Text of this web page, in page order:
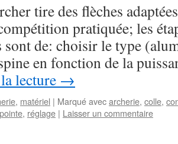
tire des flèches
pratiquée; les
sont de: choisir le type
en fonction de la
lecture →
, matériel | Marqué avecarcherie, colle,
pointe, réglage | Laisser un commentaire